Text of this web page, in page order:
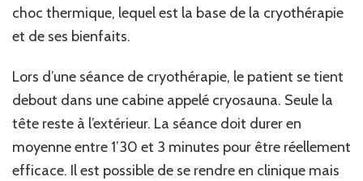
choc thermique, lequel est la base de la cryothérapie
et de ses bienfaits.
Lors d’une séance de cryothérapie, le patient se tient
debout dans une cabine appelé cryosauna. Seule la
tête reste à l’extérieur. La séance doit durer en
moyenne entre 1’30 et 3 minutes pour être réellement
efficace. Il est possible de se rendre en clinique mais